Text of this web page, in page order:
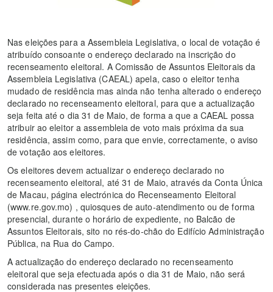
Nas eleições para a Assembleia Legislativa, o local de votação é
atribuído consoante o endereço declarado na inscrição do
recenseamento eleitoral. A Comissão de Assuntos Eleitorais da
Assembleia Legislativa (CAEAL) apela, caso o eleitor tenha
mudado de residência mas ainda não tenha alterado o endereço
declarado no recenseamento eleitoral, para que a actualização
seja feita até o dia 31 de Maio, de forma a que a CAEAL possa
atribuir ao eleitor a assembleia de voto mais próxima da sua
residência, assim como, para que envie, correctamente, o aviso
de votação aos eleitores.
Os eleitores devem actualizar o endereço declarado no
recenseamento eleitoral, até 31 de Maio, através da Conta Única
de Macau, página electrónica do Recenseamento Eleitoral
(www.re.gov.mo) , quiosques de auto-atendimento ou de forma
presencial, durante o horário de expediente, no Balcão de
Assuntos Eleitorais, sito no rés-do-chão do Edifício Administração
Pública, na Rua do Campo.
A actualização do endereço declarado no recenseamento
eleitoral que seja efectuada após o dia 31 de Maio, não será
considerada nas presentes eleições.